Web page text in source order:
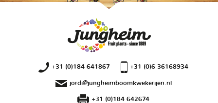
+31 (0)184 641867 +31 (0)6 36168934
jordi@jungheimboomkwekerijen.nl
+31 (0)184 642674